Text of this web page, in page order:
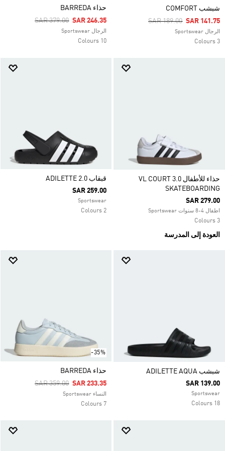
شبشب COMFORT
Price Reduced From
SAR 189.00ToSAR 141.75
الرجال Sportswear
3 Colours
حذاء BARREDA
Price Reduced From
SAR 379.00ToSAR 246.35
الرجال Sportswear
10 Colours
حذاء للأطفال VL COURT 3.0
SKATEBOARDING
SAR 279.00
اطفال 4-8 سنوات Sportswear
3 Colours
العودة إلى المدرسة
قبقاب ADILETTE 2.0
SAR 259.00
Sportswear
2 Colours
شبشب ADILETTE AQUA
SAR 139.00
Sportswear
18 Colours
-35%
حذاء BARREDA
Price Reduced From
SAR 359.00ToSAR 233.35
النساء Sportswear
7 Colours